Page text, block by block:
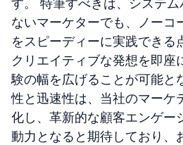
ないマーケターでも、ノーコ
をスピーディーに実践できる
クリエイティブな発想を即座
験の幅を広げることが可能と
性と迅速性は、当社のマーケ
化し、革新的な顧客エンゲー
動力となると期待しており、